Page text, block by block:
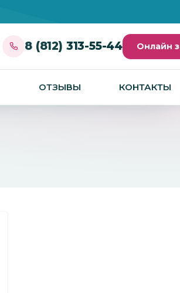
8 (812) 313-55-44 Онлайн
ОТЗЫВЫ КОНТАКТЫ